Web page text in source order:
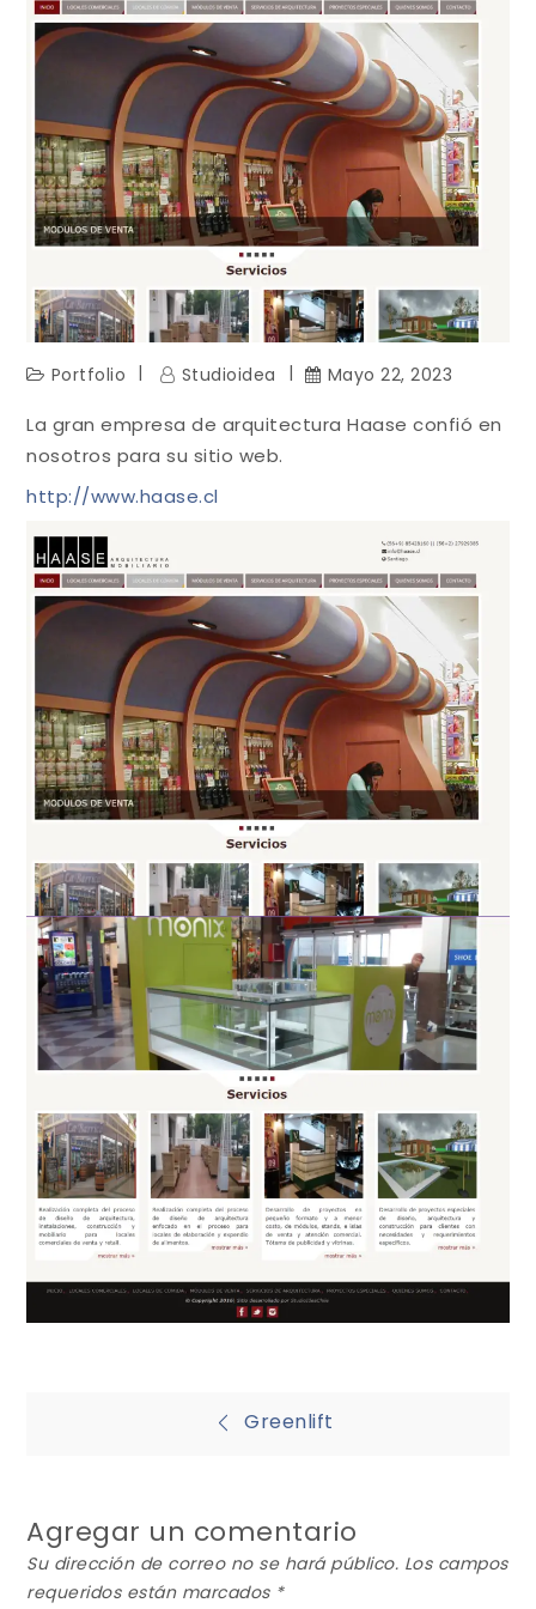
Portfolio Studioidea Mayo 22, 2023
La gran empresa de arquitectura Haase confió en
nosotros para su sitio web.
http://www.haase.cl
Navegación
entradas
Greenlift
Agregar un comentario
Su dirección de correo no se hará público. Los campos
requeridos están marcados *